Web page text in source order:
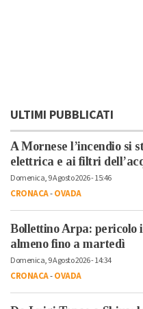
ULTIMI PUBBLICATI
A Mornese l’incendio si
elettrica e ai filtri
Domenica, 9 Agosto 2026 - 15:46
CRONACA-OVADA
Bollettino Arpa: pericolo
almeno fino a martedì
Domenica, 9 Agosto 2026 - 14:34
CRONACA-OVADA